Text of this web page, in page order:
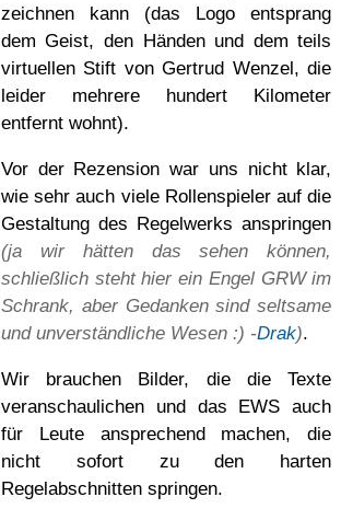
zeichnen kann (das Logo entsprang
dem Geist, den Händen und dem teils
virtuellen Stift von Gertrud Wenzel, die
leider mehrere hundert Kilometer
entfernt wohnt).
Vor der Rezension war uns nicht klar,
wie sehr auch viele Rollenspieler auf die
Gestaltung des Regelwerks anspringen
(ja wir hätten das sehen können,
schließlich steht hier ein Engel GRW im
Schrank, aber Gedanken sind seltsame
und unverständliche Wesen :) -Drak).
Wir brauchen Bilder, die die Texte
veranschaulichen und das EWS auch
für Leute ansprechend machen, die
nicht sofort zu den harten
Regelabschnitten springen.